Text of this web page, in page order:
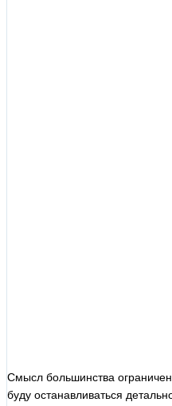
Смысл большинства
буду останавливаться